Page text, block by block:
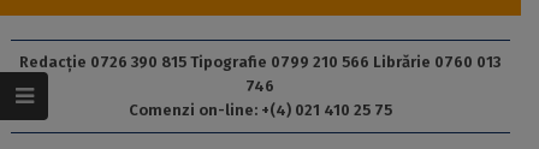
Redacție 0726 390 815 Tipografie 0799 210 566 Librărie 0760 013
746
Comenzi on-line: +(4) 021 410 25 75